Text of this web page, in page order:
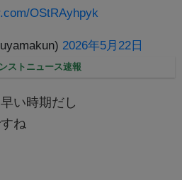
OStRAyhpyk
2026年5月22日
ストニュース速報
い時期だし
ね